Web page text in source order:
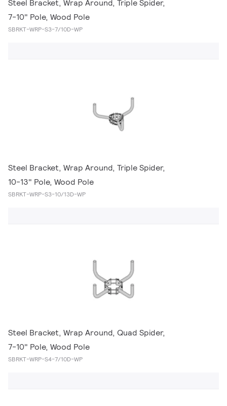
Steel Bracket, Wrap Around, Triple Spider,
7-10" Pole, Wood Pole
SBRKT-WRP-S3-7/10D-WP
Steel Bracket, Wrap Around, Triple Spider,
10-13" Pole, Wood Pole
SBRKT-WRP-S3-10/13D-WP
Steel Bracket, Wrap Around, Quad Spider,
7-10" Pole, Wood Pole
SBRKT-WRP-S4-7/10D-WP